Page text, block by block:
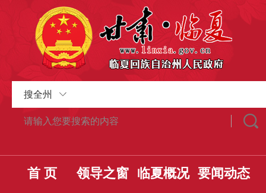
搜全州
首 页 领导之窗 临夏概况 要闻动态